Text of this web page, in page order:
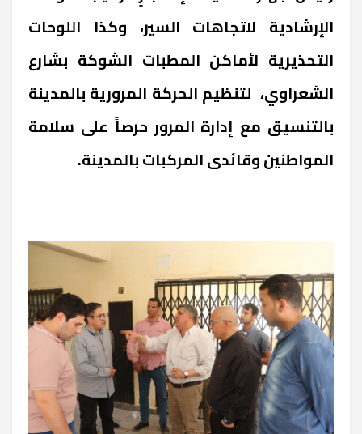
الإرشادية لاتجاهات السير، وكذا اللوحات
التحذيرية لأماكن المطبات الشوكة بشارع
الشعراوي، لتنظيم الحركة المرورية بالمدينة
بالتنسيق مع إدارة المرور حرصاً على سلامة
المواطنين وقائدى المركبات بالمدينة.